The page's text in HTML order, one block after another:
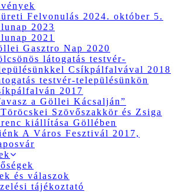
Felvonulás 2024. október 5.
2023
2021
Gasztro Nap 2020
látogatás testvér-
Csíkpálfalvával 2018
testvér-településünkön
2017
a Göllei Kácsalján”
Szövőszakkör és Zsiga
kiállítása Göllében
A Város Fesztivál 2017,
és válaszok
tájékoztató